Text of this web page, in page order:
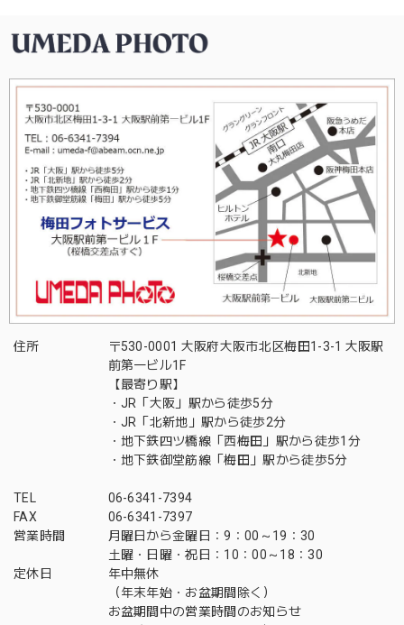
住所
〒530-0001 大阪府大阪市北区梅田1-3-1 大阪駅
前第一ビル1F
【最寄り駅】
・JR「大阪」駅から徒歩5分
・JR「北新地」駅から徒歩2分
・地下鉄四ツ橋線「西梅田」駅から徒歩1分
・地下鉄御堂筋線「梅田」駅から徒歩5分
TEL
06-6341-7394
FAX
06-6341-7397
営業時間
月曜日から金曜日：9：00～19：30
土曜・日曜・祝日：10：00～18：30
定休日
年中無休
（年末年始・お盆期間除く）
お盆期間中の営業時間のお知らせ